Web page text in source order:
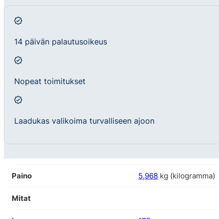
14 päivän palautusoikeus
Nopeat toimitukset
Laadukas valikoima turvalliseen ajoon
Paino 5,968 kg (kilogramma)
Mitat